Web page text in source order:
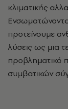
κλιματικής
προτείνουμε
λύσεις ως μια
προβληματικό
συμβατικών